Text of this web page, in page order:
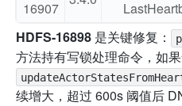
16907
HDFS-16898 是关键修复：
方法持有写锁处理命令，如
续增大，超过 600s 阈值后